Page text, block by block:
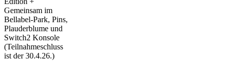
Gemeinsam im
Bellabel-Park, Pins,
Plauderblume und
Switch2 Konsole
(Teilnahmeschluss
ist der 30.4.26.)